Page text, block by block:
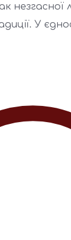
незгасної
У